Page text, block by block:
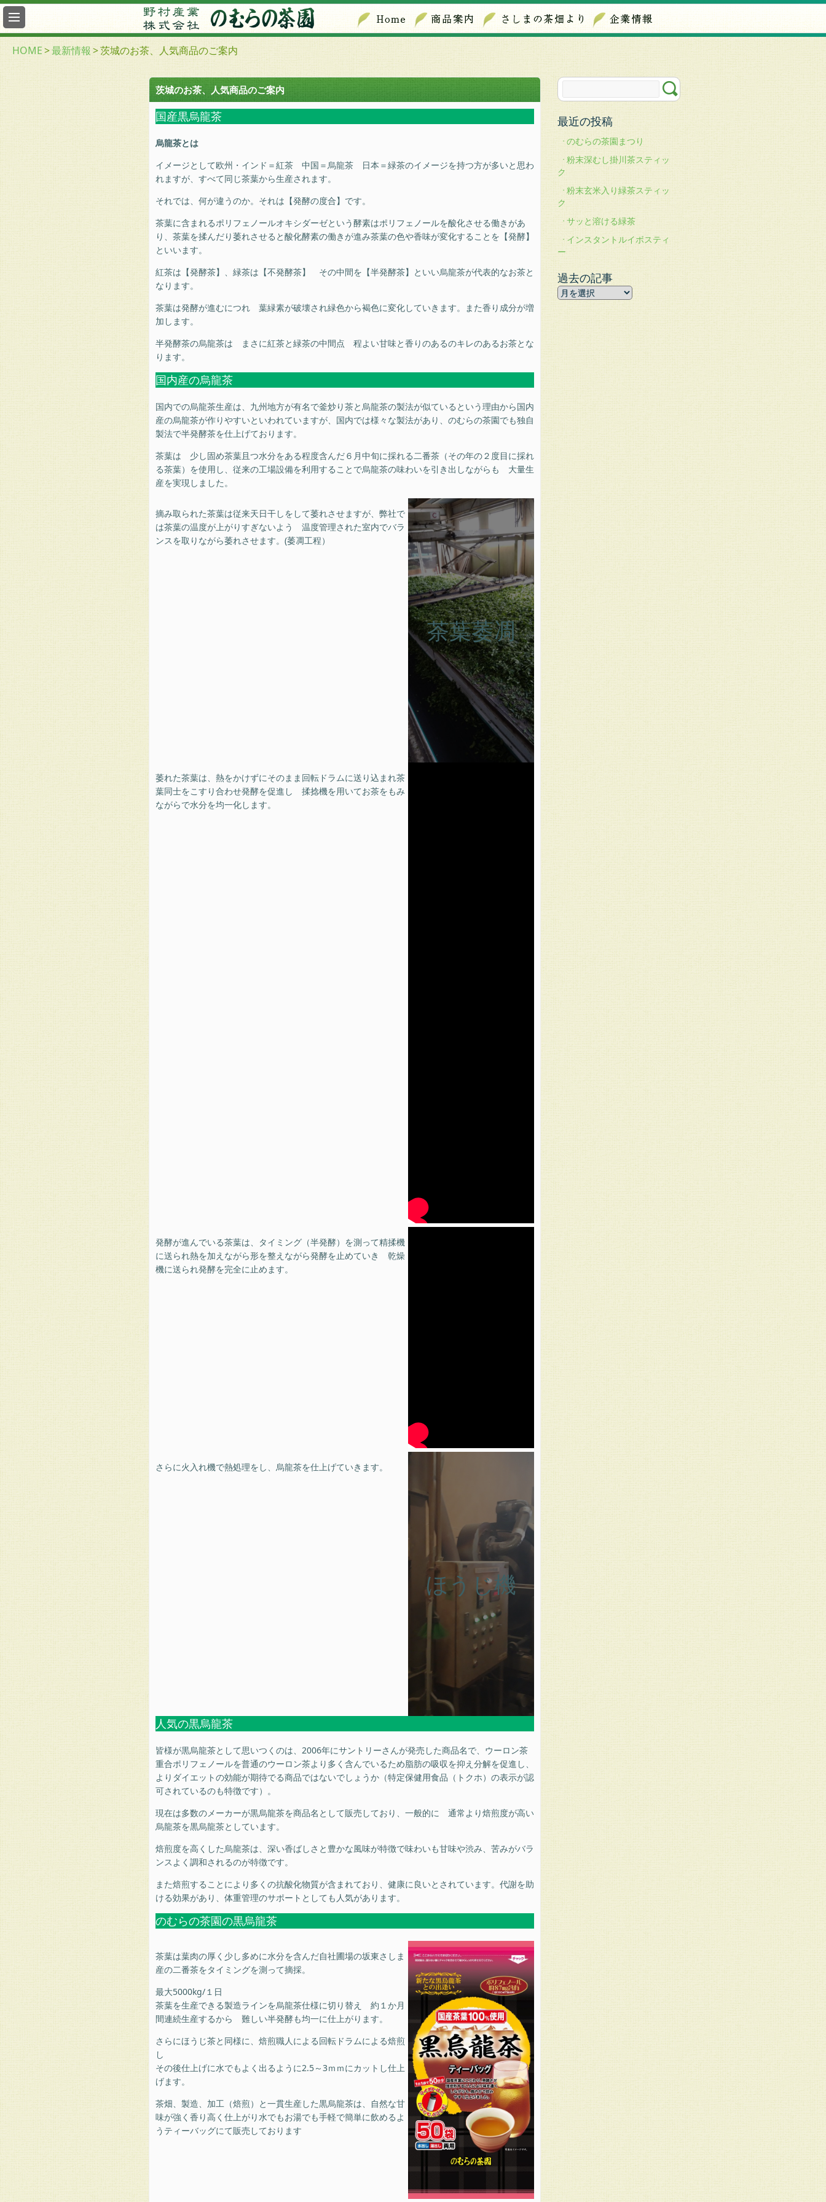
最
新
情
報
総
い
HOME>最新情報 >茨城のお茶、人気商品のご案内
茨城のお茶、人気商品のご案内
国産黒烏龍茶
烏龍茶とは
イメージとして欧州・インド＝紅茶 中国＝烏龍茶 日本＝緑茶のイメージを持つ方が多いと思わ
れますが、すべて同じ茶葉から生産されます。
それでは、何が違うのか。それは【発酵の度合】です。
茶葉に含まれるポリフェノールオキシダーゼという酵素はポリフェノールを酸化させる働きがあ
り、茶葉を揉んだり萎れさせると酸化酵素の働きが進み茶葉の色や香味が変化することを【発酵】
といいます。
紅茶は【発酵茶】、緑茶は【不発酵茶】 その中間を【半発酵茶】といい烏龍茶が代表的なお茶と
なります。
茶葉は発酵が進むにつれ 葉緑素が破壊され緑色から褐色に変化していきます。また香り成分が増
加します。
半発酵茶の烏龍茶は まさに紅茶と緑茶の中間点 程よい甘味と香りのあるのキレのあるお茶とな
ります。
国内産の烏龍茶
国内での烏龍茶生産は、九州地方が有名で釜炒り茶と烏龍茶の製法が似ているという理由から国内
産の烏龍茶が作りやすいといわれていますが、国内では様々な製法があり、のむらの茶園でも独自
製法で半発酵茶を仕上げております。
茶葉は 少し固め茶葉且つ水分をある程度含んだ６月中旬に採れる二番茶（その年の２度目に採れ
る茶葉）を使用し、従来の工場設備を利用することで烏龍茶の味わいを引き出しながらも 大量生
産を実現しました。
摘み取られた茶葉は従来天日干しをして萎れさせますが、弊社で
は茶葉の温度が上がりすぎないよう 温度管理された室内でバラ
ンスを取りながら萎れさせます。(萎凋工程）
茶葉萎凋
萎れた茶葉は、熱をかけずにそのまま回転ドラムに送り込まれ茶
葉同士をこすり合わせ発酵を促進し 揉捻機を用いてお茶をもみ
ながらで水分を均一化します。
発酵が進んでいる茶葉は、タイミング（半発酵）を測って精揉機
に送られ熱を加えながら形を整えながら発酵を止めていき 乾燥
機に送られ発酵を完全に止めます。
さらに火入れ機で熱処理をし、烏龍茶を仕上げていきます。
ほうじ機
人気の黒烏龍茶
皆様が黒烏龍茶として思いつくのは、2006年にサントリーさんが発売した商品名で、ウーロン茶
重合ポリフェノールを普通のウーロン茶より多く含んでいるため脂肪の吸収を抑え分解を促進し、
よりダイエットの効能が期待でる商品ではないでしょうか（特定保健用食品（トクホ）の表示が認
可されているのも特徴です）。
現在は多数のメーカーが黒烏龍茶を商品名として販売しており、一般的に 通常より焙煎度が高い
烏龍茶を黒烏龍茶としています。
焙煎度を高くした烏龍茶は、深い香ばしさと豊かな風味が特徴で味わいも甘味や渋み、苦みがバラ
ンスよく調和されるのが特徴です。
また焙煎することにより多くの抗酸化物質が含まれており、健康に良いとされています。代謝を助
ける効果があり、体重管理のサポートとしても人気があります。
のむらの茶園の黒烏龍茶
茶葉は葉肉の厚く少し多めに水分を含んだ自社圃場の坂東さしま
産の二番茶をタイミングを測って摘採。
最大5000kg/１日
茶葉を生産できる製造ラインを烏龍茶仕様に切り替え 約１か月
間連続生産するから 難しい半発酵も均一に仕上がります。
さらにほうじ茶と同様に、焙煎職人による回転ドラムによる焙煎
し
その後仕上げに水でもよく出るように2.5～3ｍｍにカットし仕上
げます。
茶畑、製造、加工（焙煎）と一貫生産した黒烏龍茶は、自然な甘
味が強く香り高く仕上がり水でもお湯でも手軽で簡単に飲めるよ
うティーバッグにて販売しております
最近の投稿
のむらの茶園まつり
粉末深むし掛川茶スティッ
ク
粉末玄米入り緑茶スティッ
ク
サッと溶ける緑茶
インスタントルイボスティ
ー
過去の記事